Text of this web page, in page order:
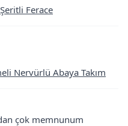
Ferace
Nervürlü Abaya Takım
çok memnunum